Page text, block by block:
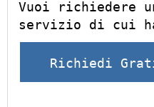
Vuoi richiedere
servizio di cui
Richiedi